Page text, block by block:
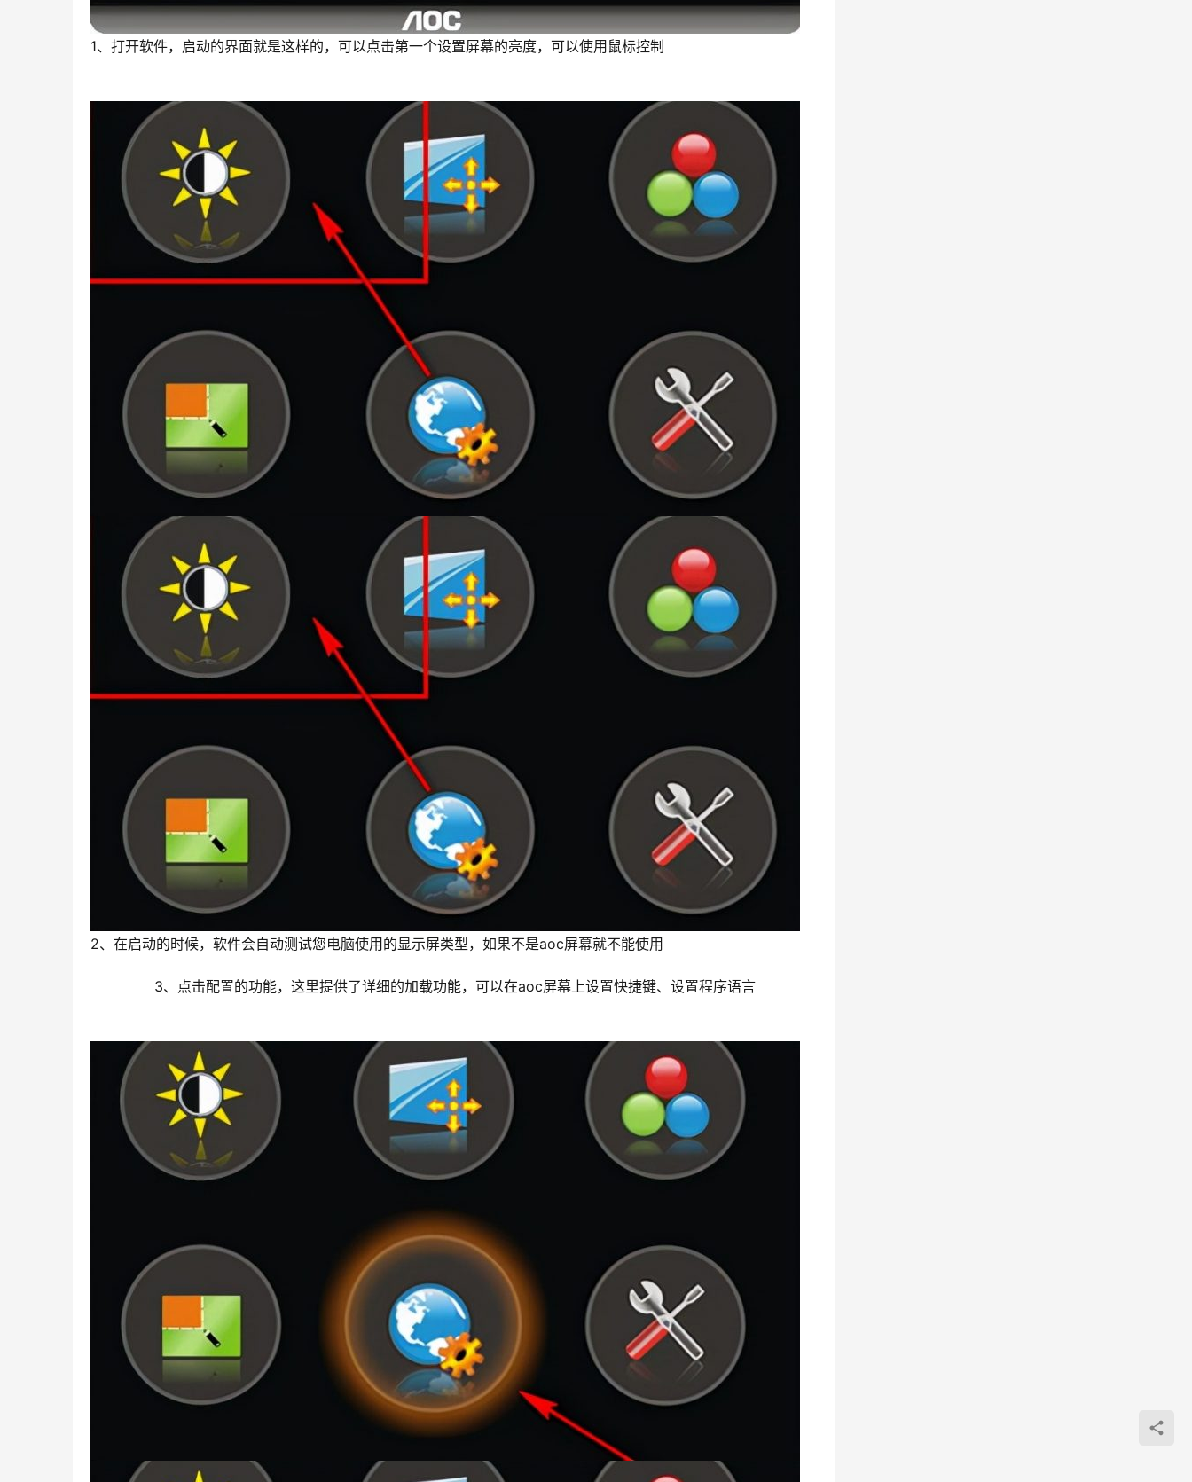
1、打开软件，启动的界面就是这样的，可以点击第一个设置屏幕的亮度，可以使用鼠标控制
2、在启动的时候，软件会自动测试您电脑使用的显示屏类型，如果不是aoc屏幕就不能使用
	  3、点击配置的功能，这里提供了详细的加载功能，可以在aoc屏幕上设置快捷键、设置程序语言